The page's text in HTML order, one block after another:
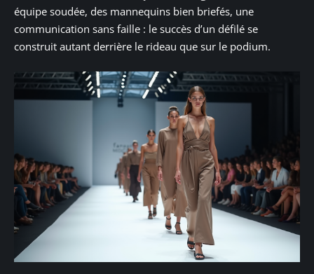
équipe soudée, des mannequins bien briefés, une
communication sans faille : le succès d’un défilé se
construit autant derrière le rideau que sur le podium.